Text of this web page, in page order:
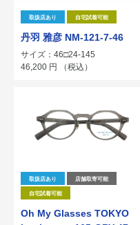
取扱店あり 自宅試着可能
丹羽 雅彦 NM-121-7-46
サイズ：46□24-145
46,200 円 （税込）
取扱店あり 店舗取寄可能
自宅試着可能
Oh My Glasses TOKYO